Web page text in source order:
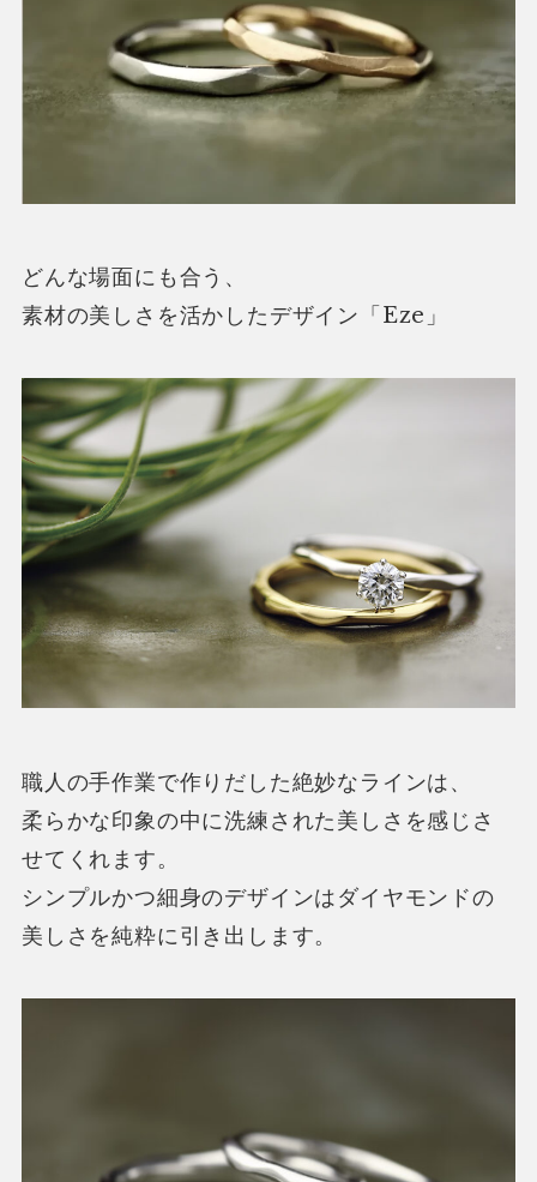
どんな場面にも合う、
素材の美しさを活かしたデザイン「Eze」
職人の手作業で作りだした絶妙なラインは、
柔らかな印象の中に洗練された美しさを感じさ
せてくれます。
シンプルかつ細身のデザインはダイヤモンドの
美しさを純粋に引き出します。